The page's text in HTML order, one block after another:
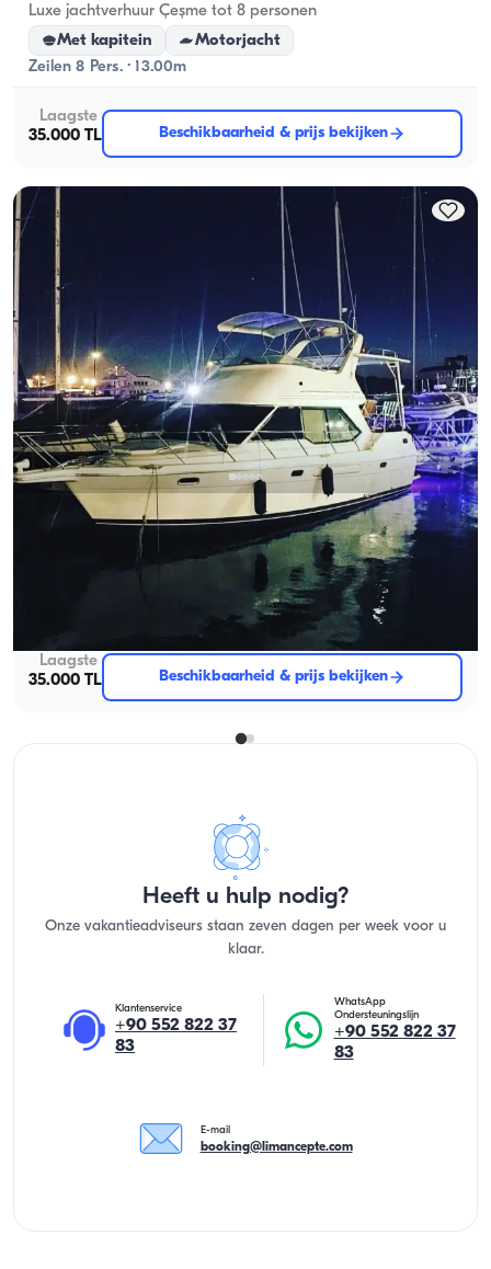
Luxe jachtverhuur Çeşme tot 8 personen
Met kapitein
Motorjacht
Zeilen 8 Pers. · 13.00m
Laagste
35.000 TL
Beschikbaarheid & prijs bekijken
Çeşme, İzmir Nieuwe boot
Luxe motorjacht tour Ervaar Çeşme met Bayliner
Motorjacht
Laagste
35.000 TL
Beschikbaarheid & prijs bekijken
Heeft u hulp nodig?
Onze vakantieadviseurs staan zeven dagen per week voor u
klaar.
Klantenservice
+90 552 822 37
83
WhatsApp
Ondersteuningslijn
+90 552 822 37
83
E-mail
booking@limancepte.com